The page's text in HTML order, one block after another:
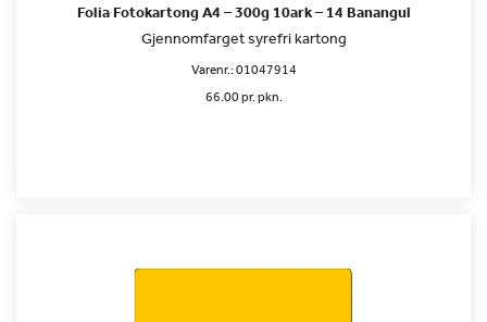
Folia Fotokartong A4 – 300g 10ark – 14 Banangul
Gjennomfarget syrefri kartong
Varenr.:01047914
66.00 pr. pkn.